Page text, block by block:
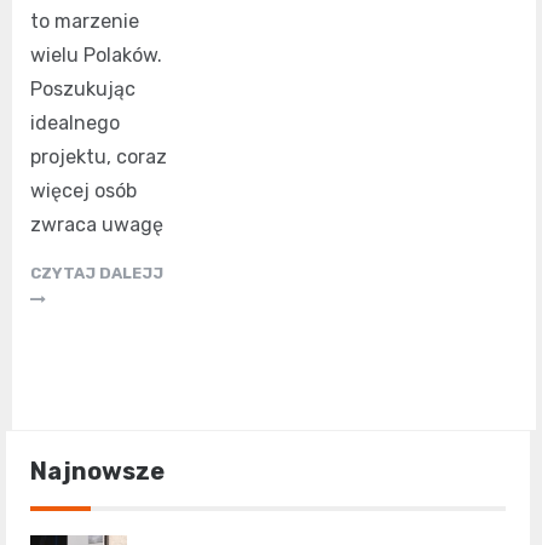
to marzenie
wielu Polaków.
Poszukując
idealnego
projektu, coraz
więcej osób
zwraca uwagę
CZYTAJ DALEJJ
Najnowsze